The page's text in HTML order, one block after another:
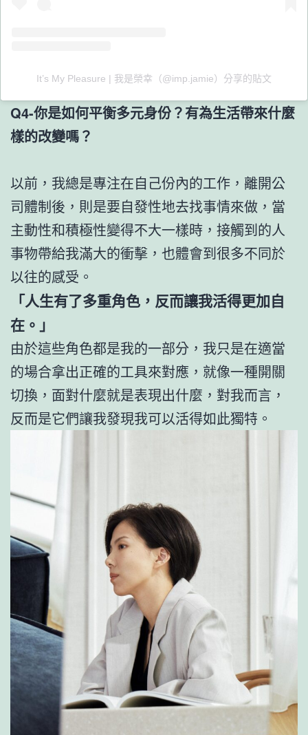
It’s My Pleasure | 我是榮幸（@imp.jamie）分享的貼文
Q4-你是如何平衡多元身份？有為生活帶來什麼
樣的改變嗎？
以前，我總是專注在自己份內的工作，離開公
司體制後，則是要自發性地去找事情來做，當
主動性和積極性變得不大一樣時，接觸到的人
事物帶給我滿大的衝擊，也體會到很多不同於
以往的感受。
「人生有了多重角色，反而讓我活得更加自
在。」
由於這些角色都是我的一部分，我只是在適當
的場合拿出正確的工具來對應，就像一種開關
切換，面對什麼就是表現出什麼，對我而言，
反而是它們讓我發現我可以活得如此獨特。